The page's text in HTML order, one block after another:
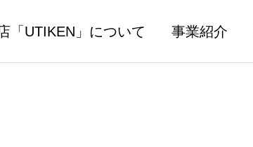
「UTIKEN」について 事業紹介